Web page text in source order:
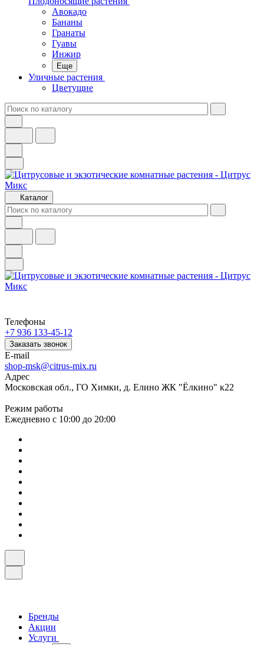
Авокадо
Бананы
Гранаты
Гуавы
Инжир
Еще
Уличные растения
Цветущие
Каталог
Телефоны
+7 936 133-45-12
Заказать звонок
E-mail
shop-msk@citrus-mix.ru
Адрес
Московская обл., ГО Химки, д. Елино ЖК "Ёлкино" к22
Режим работы
Ежедневно с 10:00 до 20:00
Бренды
Акции
Услуги